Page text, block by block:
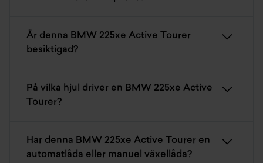
Är denna BMW 225xe Active Tourer
besiktigad?
På vilka hjul driver en BMW 225xe Active
Tourer?
Har denna BMW 225xe Active Tourer en
automatlåda eller manuel växellåda?